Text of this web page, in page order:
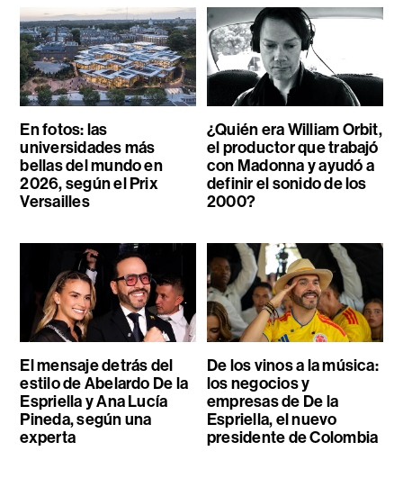
En fotos: las
universidades más
bellas del mundo en
2026, según el Prix
Versailles
¿Quién era William Orbit,
el productor que trabajó
con Madonna y ayudó a
definir el sonido de los
2000?
El mensaje detrás del
estilo de Abelardo De la
Espriella y Ana Lucía
Pineda, según una
experta
De los vinos a la música:
los negocios y
empresas de De la
Espriella, el nuevo
presidente de Colombia